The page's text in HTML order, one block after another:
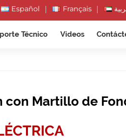
Español Français
Técnico Videos
con Martillo de